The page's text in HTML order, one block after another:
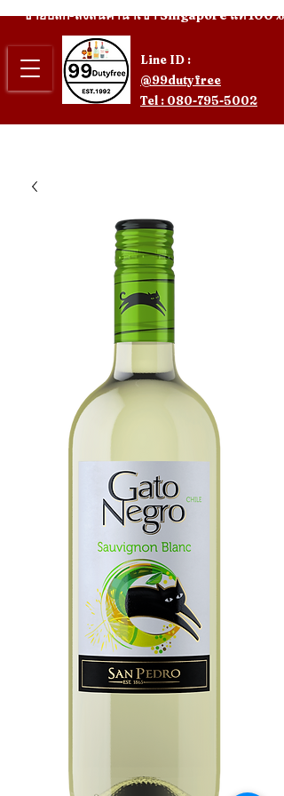
Line ID :
@99dutyfree
Tel : 080-795-5002
ขายปลีก-ส่งสินค้านำเข้า Singapore แท้ 100%